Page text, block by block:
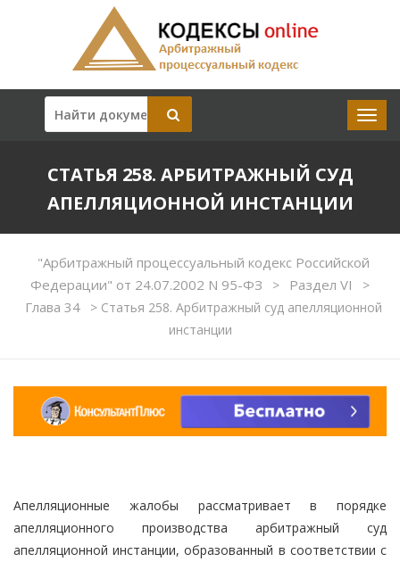
СТАТЬЯ 258. АРБИТРАЖНЫЙ СУД
АПЕЛЛЯЦИОННОЙ ИНСТАНЦИИ
"Арбитражный процессуальный кодекс Российской
Федерации" от 24.07.2002 N 95-ФЗ
> Раздел VI >
Глава 34 >Статья 258. Арбитражный суд апелляционной
инстанции
Апелляционные жалобы рассматривает в порядке
апелляционного производства арбитражный суд
апелляционной инстанции, образованный в соответствии с